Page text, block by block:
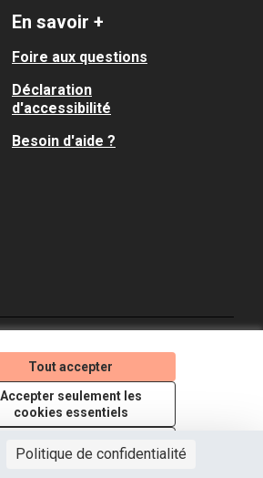
Politique de confidentialité
Tout accepter
Accepter seulement les
cookies essentiels
En savoir +
Foire aux questions
Déclaration
d'accessibilité
Besoin d'aide ?
(Lien externe)
(Lien externe)
(Lien externe)
Licence Creative
(Lien externe)